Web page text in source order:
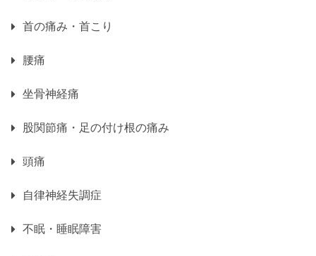
首の痛み・首こり
腰痛
坐骨神経痛
股関節痛・足の付け根の痛み
頭痛
自律神経失調症
不眠・睡眠障害